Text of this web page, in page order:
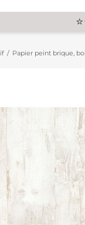
Papier peint brique,